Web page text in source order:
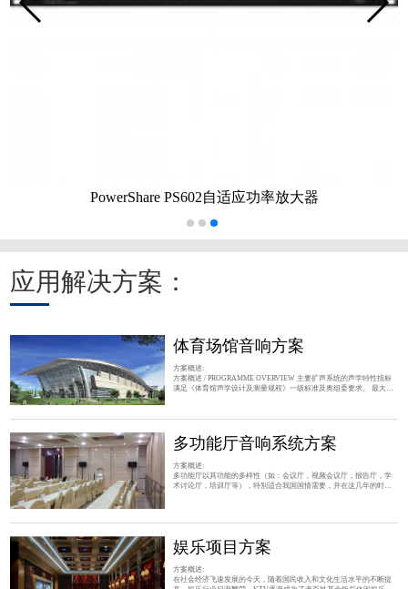
PowerShare PS602自适应功率放大器
应用解决方案：
体育场馆音响方案
方案概述:
方案概述 / PROGRAMME OVERVIEW 主要扩声系统的声学特性指标
满足《体育馆声学设计及测量规程》一级标准及奥组委要求。 最大声
多功能厅音响系统方案
方案概述:
多功能厅以其功能的多样性（如：会议厅，视频会议厅，报告厅，学
术讨论厅，培训厅等），特别适合我国国情需要，并在这几年的时间
娱乐项目方案
方案概述:
在社会经济飞速发展的今天，随着国民收入和文化生活水平的不断提